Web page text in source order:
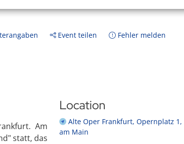
Event teilen Fehler melden
Am
statt, das
Location
Alte Oper Frankfurt, Opernplatz
am Main